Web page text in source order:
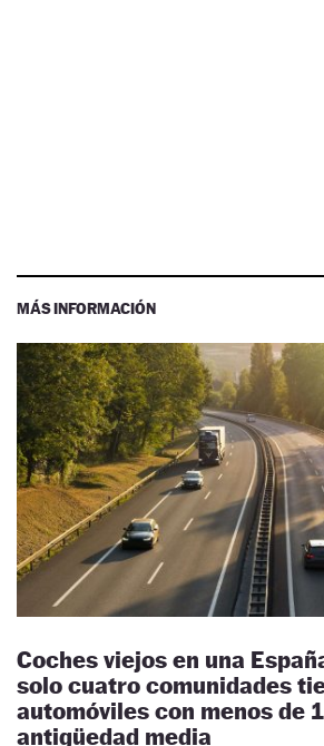
MÁS INFORMACIÓN
Coches viejos en una
solo cuatro comunidades
automóviles con menos de
antigüedad media